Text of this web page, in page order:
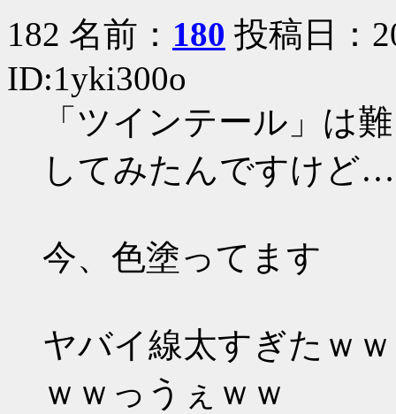
182 名前： 180 投稿日：
ID:1yki300o
「ツインテール」は
してみたんですけど
今、色塗ってます
ヤバイ線太すぎたｗ
ｗｗっうぇｗｗ